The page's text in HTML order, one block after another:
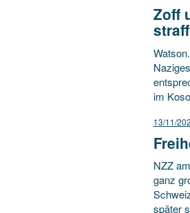
Zoff
im
13/11/
NZZ
ganz
später